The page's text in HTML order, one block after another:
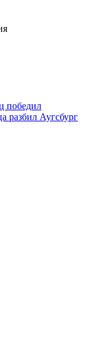
победил
разбил Аугсбург